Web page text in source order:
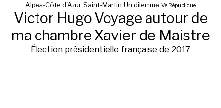
Alpes-Côte d'Azur Saint-Martin Un dilemme Ve République
Victor HugoVoyage autour de
ma chambre Xavier de Maistre
Élection présidentielle française de 2017